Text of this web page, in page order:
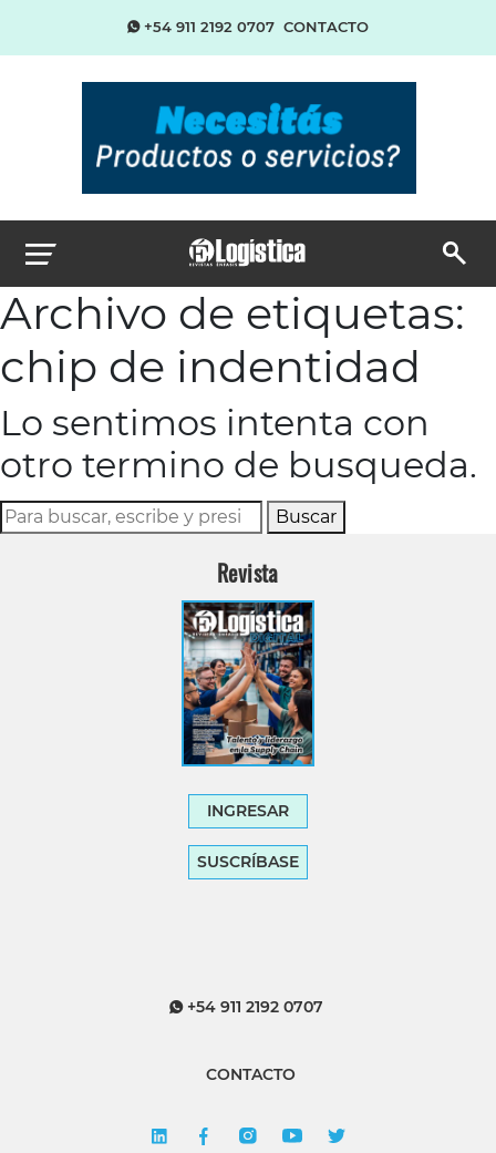
+54 911 2192 0707 CONTACTO
Archivo de etiquetas:
chip de indentidad
Lo sentimos intenta con
otro termino de busqueda.
Buscar
Revista
INGRESAR
SUSCRÍBASE
+54 911 2192 0707
CONTACTO